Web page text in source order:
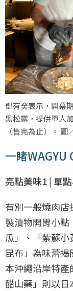
鄧有癸表示，開幕
黑松露，提供單人
（售完為止）。
一睹WAGYU
亮點美味1 | 單
有別一般燒肉店
製漬物開胃小
瓜」、「紫蘇
昆布」為味蕾
本沖繩沿岸特
醋山藥」則以